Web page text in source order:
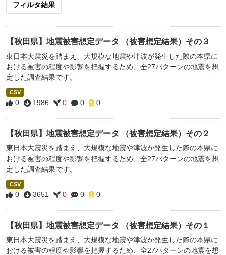
フィルタ結果
【秋田県】地震被害想定データ （被害想定結果）その３
東日本大震災を踏まえ、大規模な地震や津波が発生した際の本県に
おける被害の程度や影響を把握するため、全27パターンの地震を想
定した調査結果です。
CSV
0 1986 0 0 0
【秋田県】地震被害想定データ （被害想定結果）その２
東日本大震災を踏まえ、大規模な地震や津波が発生した際の本県に
おける被害の程度や影響を把握するため、全27パターンの地震を想
定した調査結果です。
CSV
0 3651 0 0 0
【秋田県】地震被害想定データ （被害想定結果）その１
東日本大震災を踏まえ、大規模な地震や津波が発生した際の本県に
おける被害の程度や影響を把握するため、全27パターンの地震を想